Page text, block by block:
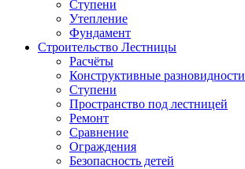
Ступени
Утепление
Фундамент
Строительство Лестницы
Расчёты
Конструктивные разновидности
Ступени
Пространство под лестницей
Ремонт
Сравнение
Ограждения
Безопасность детей